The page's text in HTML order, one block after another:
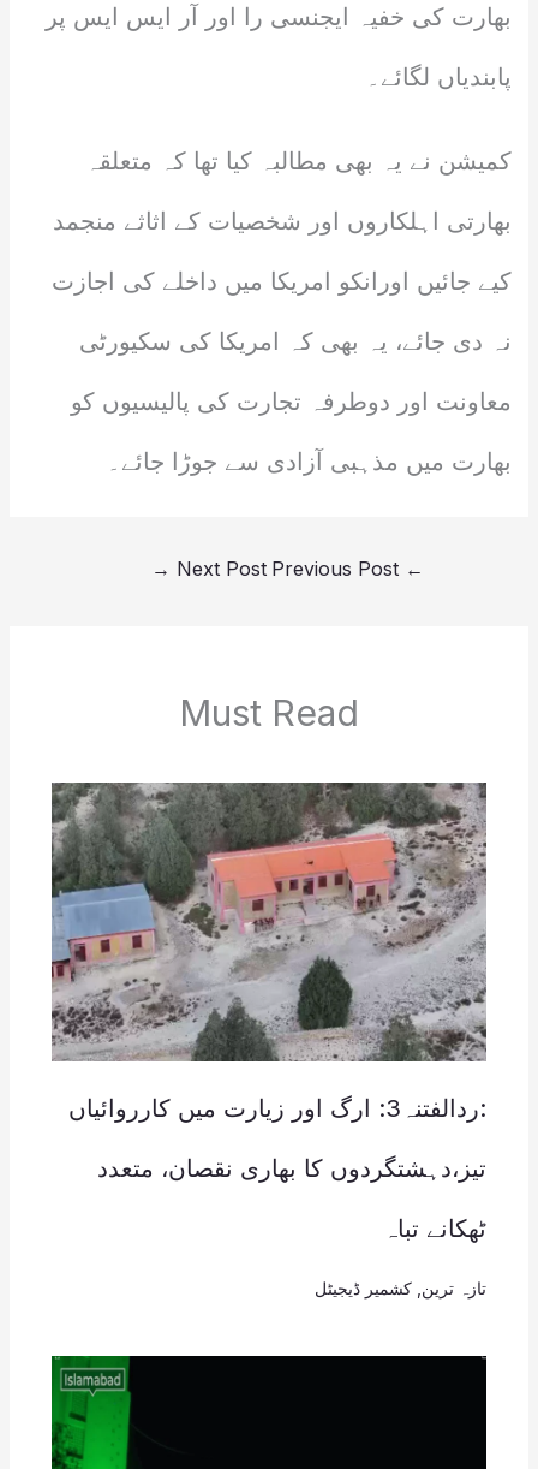
بھارت کی خفیہ ایجنسی را اور آر ایس ایس پر
پابندیاں لگائے۔
کمیشن نے یہ بھی مطالبہ کیا تھا کہ متعلقہ
بھارتی اہلکاروں اور شخصیات کے اثاثے منجمد
کیے جائیں اورانکو امریکا میں داخلے کی اجازت
نہ دی جائے، یہ بھی کہ امریکا کی سکیورٹی
معاونت اور دوطرفہ تجارت کی پالیسیوں کو
بھارت میں مذہبی آزادی سے جوڑا جائے۔
←
Next Post
→
Must Read
:ردالفتنہ3: ارگ اور زیارت میں کارروائیاں
تیز،دہشتگردوں کا بھاری نقصان، متعدد
ٹھکانے تباہ
تازہ ترین کشمیر ڈیجیٹل